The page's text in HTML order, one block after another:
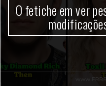
O fetiche em ver